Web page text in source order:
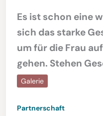
Es ist schon eine
sich das starke
um für die Frau
gehen. Stehen
Galerie
Partnerschaft